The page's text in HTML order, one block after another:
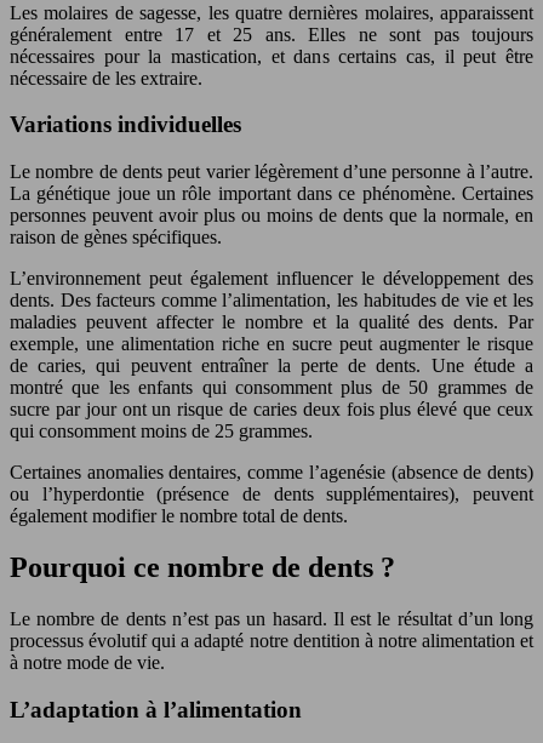
Les molaires de sagesse, les quatre dernières molaires, apparaissent
généralement entre 17 et 25 ans. Elles ne sont pas toujours
nécessaires pour la mastication, et dans certains cas, il peut être
nécessaire de les extraire.
Variations individuelles
Le nombre de dents peut varier légèrement d’une personne à l’autre.
La génétique joue un rôle important dans ce phénomène. Certaines
personnes peuvent avoir plus ou moins de dents que la normale, en
raison de gènes spécifiques.
L’environnement peut également influencer le développement des
dents. Des facteurs comme l’alimentation, les habitudes de vie et les
maladies peuvent affecter le nombre et la qualité des dents. Par
exemple, une alimentation riche en sucre peut augmenter le risque
de caries, qui peuvent entraîner la perte de dents. Une étude a
montré que les enfants qui consomment plus de 50 grammes de
sucre par jour ont un risque de caries deux fois plus élevé que ceux
qui consomment moins de 25 grammes.
Certaines anomalies dentaires, comme l’agenésie (absence de dents)
ou l’hyperdontie (présence de dents supplémentaires), peuvent
également modifier le nombre total de dents.
Pourquoi ce nombre de dents ?
Le nombre de dents n’est pas un hasard. Il est le résultat d’un long
processus évolutif qui a adapté notre dentition à notre alimentation et
à notre mode de vie.
L’adaptation à l’alimentation